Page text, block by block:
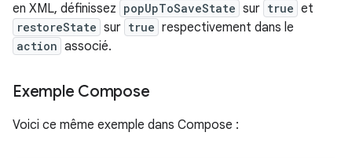
en XML, définissez popUpToSaveState sur true et
restoreState sur true respectivement dans le
action associé.
Exemple Compose
Voici ce même exemple dans Compose :